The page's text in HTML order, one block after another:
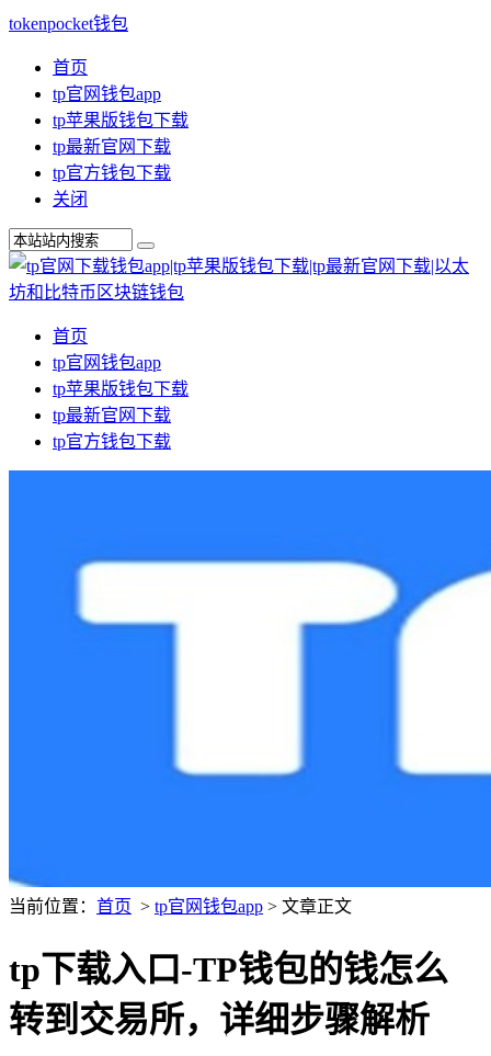
tokenpocket钱包
首页
tp官网钱包app
tp苹果版钱包下载
tp最新官网下载
tp官方钱包下载
关闭
首页
tp官网钱包app
tp苹果版钱包下载
tp最新官网下载
tp官方钱包下载
当前位置： 首页 > tp官网钱包app > 文章正文
tp下载入口-TP钱包的钱怎么
转到交易所，详细步骤解析